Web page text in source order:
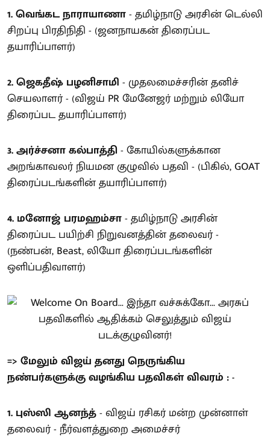
1. வெங்கட நாராயாணா- தமிழ்நாடு அரசின் டெல்லி
சிறப்பு பிரதிநிதி - (ஜனநாயகன் திரைப்பட
தயாரிப்பாளர்)
2. ஜெகதீஷ் பழனிசாமி - முதலமைச்சரின் தனிச்
செயலாளர் - (விஜய் PR மேனேஜர் மற்றும் லியோ
திரைப்பட தயாரிப்பாளர்)
3. அர்ச்சனா கல்பாத்தி - கோயில்களுக்கான
அறங்காவலர் நியமன குழுவில் பதவி - (பிகில், GOAT
திரைப்படங்களின் தயாரிப்பாளர்)
4. மனோஜ் பரமஹம்சா- தமிழ்நாடு அரசின்
திரைப்பட பயிற்சி நிறுவனத்தின் தலைவர் -
(நண்பன், Beast, லியோ திரைப்படங்களின்
ஒளிப்பதிவாளர்)
=> மேலும் விஜய் தனது நெருங்கிய
நண்பர்களுக்கு வழங்கிய பதவிகள் விவரம் : -
1. புஸ்ஸி ஆனந்த்- விஜய் ரசிகர் மன்ற முன்னாள்
தலைவர் - நீர்வளத்துறை அமைச்சர்